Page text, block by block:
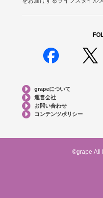
grapeについて
運営会社
お問い合わせ
コンテンツポリシー
©grape All